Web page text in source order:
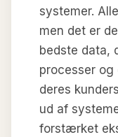
systemer.
men det er
bedste data,
processer
deres
ud af
forstærket